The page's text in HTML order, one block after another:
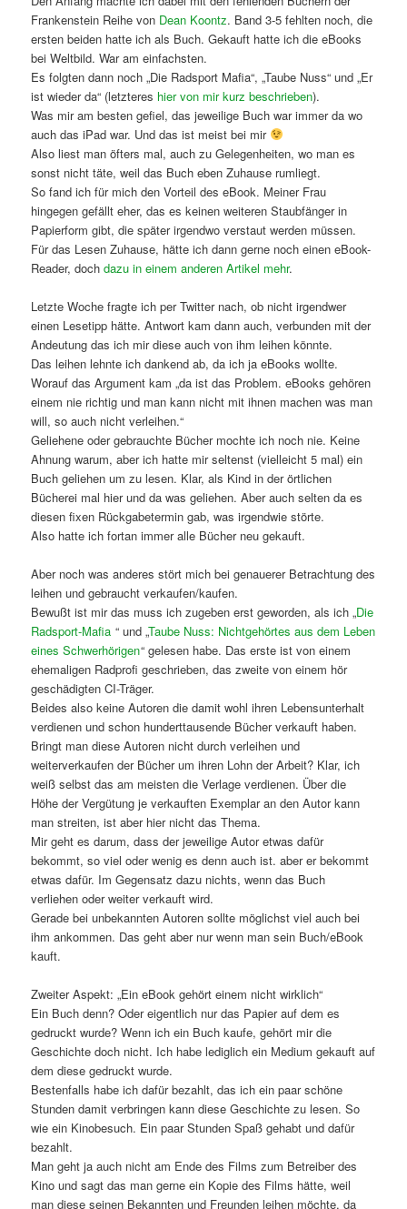
Frankenstein Reihe von Dean Koontz. Band 3-5 fehlten noch, die
ersten beiden hatte ich als Buch. Gekauft hatte ich die eBooks
bei Weltbild. War am einfachsten.
Es folgten dann noch „Die Radsport Mafia“, „Taube Nuss“ und „Er
ist wieder da“ (letzteres hier von mir kurz beschrieben).
Was mir am besten gefiel, das jeweilige Buch war immer da wo
auch das iPad war. Und das ist meist bei mir
Also liest man öfters mal, auch zu Gelegenheiten, wo man es
sonst nicht täte, weil das Buch eben Zuhause rumliegt.
So fand ich für mich den Vorteil des eBook. Meiner Frau
hingegen gefällt eher, das es keinen weiteren Staubfänger in
Papierform gibt, die später irgendwo verstaut werden müssen.
Für das Lesen Zuhause, hätte ich dann gerne noch einen eBook-
Reader, dochdazu in einem anderen Artikel mehr.
Letzte Woche fragte ich per Twitter nach, ob nicht irgendwer
einen Lesetipp hätte. Antwort kam dann auch, verbunden mit der
Andeutung das ich mir diese auch von ihm leihen könnte.
Das leihen lehnte ich dankend ab, da ich ja eBooks wollte.
Worauf das Argument kam „da ist das Problem. eBooks gehören
einem nie richtig und man kann nicht mit ihnen machen was man
will, so auch nicht verleihen.“
Geliehene oder gebrauchte Bücher mochte ich noch nie. Keine
Ahnung warum, aber ich hatte mir seltenst (vielleicht 5 mal) ein
Buch geliehen um zu lesen. Klar, als Kind in der örtlichen
Bücherei mal hier und da was geliehen. Aber auch selten da es
diesen fixen Rückgabetermin gab, was irgendwie störte.
Also hatte ich fortan immer alle Bücher neu gekauft.
Aber noch was anderes stört mich bei genauerer Betrachtung des
leihen und gebraucht verkaufen/kaufen.
Bewußt ist mir das muss ich zugeben erst geworden, als ich „Die
Radsport-Mafia “ und „Taube Nuss: Nichtgehörtes aus dem Leben
eines Schwerhörigen“ gelesen habe. Das erste ist von einem
ehemaligen Radprofi geschrieben, das zweite von einem hör
geschädigten CI-Träger.
Beides also keine Autoren die damit wohl ihren Lebensunterhalt
verdienen und schon hunderttausende Bücher verkauft haben.
Bringt man diese Autoren nicht durch verleihen und
weiterverkaufen der Bücher um ihren Lohn der Arbeit? Klar, ich
weiß selbst das am meisten die Verlage verdienen. Über die
Höhe der Vergütung je verkauften Exemplar an den Autor kann
man streiten, ist aber hier nicht das Thema.
Mir geht es darum, dass der jeweilige Autor etwas dafür
bekommt, so viel oder wenig es denn auch ist. aber er bekommt
etwas dafür. Im Gegensatz dazu nichts, wenn das Buch
verliehen oder weiter verkauft wird.
Gerade bei unbekannten Autoren sollte möglichst viel auch bei
ihm ankommen. Das geht aber nur wenn man sein Buch/eBook
kauft.
Zweiter Aspekt: „Ein eBook gehört einem nicht wirklich“
Ein Buch denn? Oder eigentlich nur das Papier auf dem es
gedruckt wurde? Wenn ich ein Buch kaufe, gehört mir die
Geschichte doch nicht. Ich habe lediglich ein Medium gekauft auf
dem diese gedruckt wurde.
Bestenfalls habe ich dafür bezahlt, das ich ein paar schöne
Stunden damit verbringen kann diese Geschichte zu lesen. So
wie ein Kinobesuch. Ein paar Stunden Spaß gehabt und dafür
bezahlt.
Man geht ja auch nicht am Ende des Films zum Betreiber des
Kino und sagt das man gerne ein Kopie des Films hätte, weil
man diese seinen Bekannten und Freunden leihen möchte, da